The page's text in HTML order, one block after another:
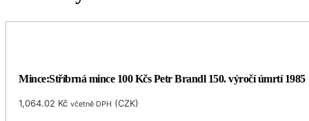
Mince:Stříbrná mince 100 Kčs Petr Brandl 150. výročí úmrtí 1985
1,064.02 Kč včetně DPH (CZK)